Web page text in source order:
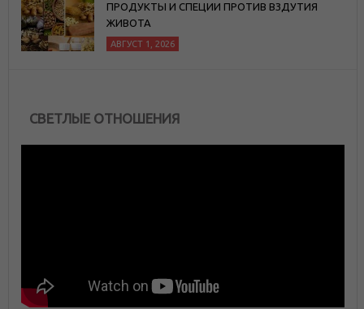
ПРОДУКТЫ И СПЕЦИИ ПРОТИВ ВЗДУТИЯ
ЖИВОТА
АВГУСТ 1, 2026
СВЕТЛЫЕ ОТНОШЕНИЯ